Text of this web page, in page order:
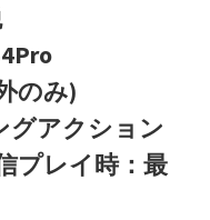
のみ)
アクション
プレイ時：最